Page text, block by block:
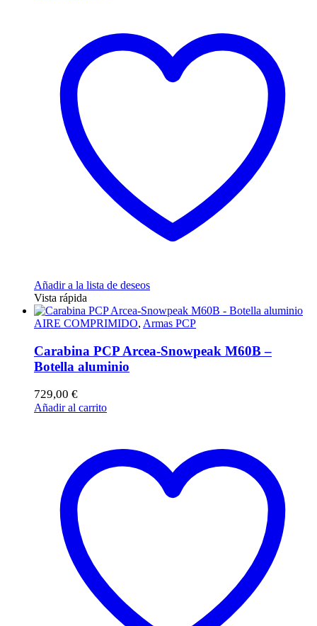
Añadir a la lista de deseos
Vista rápida
AIRE COMPRIMIDO, Armas PCP
Carabina PCP Arcea-Snowpeak M60B –
Botella aluminio
729,00 €
Añadir al carrito